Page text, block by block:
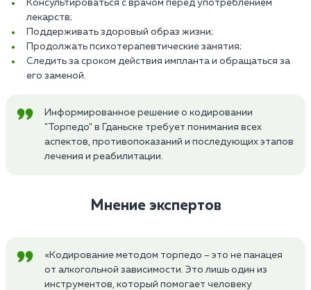
Консультироваться с врачом перед употреблением
лекарств;
Поддерживать здоровый образ жизни;
Продолжать психотерапевтические занятия;
Следить за сроком действия импланта и обращаться за
его заменой.
Информированное решение о кодировании
"Торпедо" в Гданьске требует понимания всех
аспектов, противопоказаний и последующих этапов
лечения и реабилитации.
Мнение экспертов
«Кодирование методом торпедо – это не панацея
от алкогольной зависимости. Это лишь один из
инструментов, который помогает человеку